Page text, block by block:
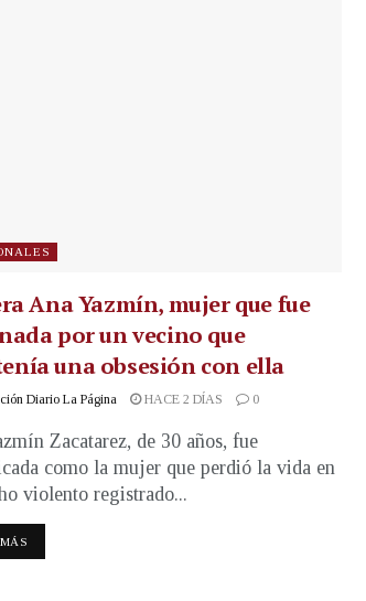
Ana Yazmín, mujer que fue
por un vecino que
una obsesión con ella
Diario La Página HACE 2 DÍAS 0
Zacatarez, de 30 años, fue
como la mujer que perdió la vida en
violento registrado...